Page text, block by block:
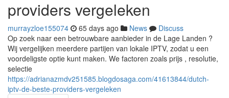
providers vergeleken
murrayzloe155074 65 days ago News
Discuss
Op zoek naar een betrouwbare aanbieder in de Lage Landen ?
Wij vergelijken meerdere partijen van lokale IPTV, zodat u een
voordeligste optie kunt maken. We factoren zoals prijs , resolutie,
selectie
https://adrianazmdv251585.blogdosaga.com/41613844/dutch-
iptv-de-beste-providers-vergeleken